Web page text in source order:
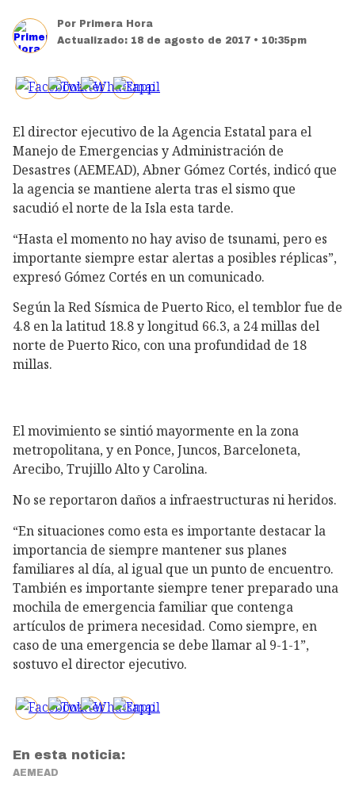
Por Primera Hora
Actualizado: 18 de agosto de 2017 • 10:35pm
El director ejecutivo de la Agencia Estatal para el
Manejo de Emergencias y Administración de
Desastres (AEMEAD), Abner Gómez Cortés, indicó que
la agencia se mantiene alerta tras el sismo que
sacudió el norte de la Isla esta tarde.
“Hasta el momento no hay aviso de tsunami, pero es
importante siempre estar alertas a posibles réplicas”,
expresó Gómez Cortés en un comunicado.
Según la Red Sísmica de Puerto Rico, el temblor fue de
4.8 en la latitud 18.8 y longitud 66.3, a 24 millas del
norte de Puerto Rico, con una profundidad de 18
millas.
El movimiento se sintió mayormente en la zona
metropolitana, y en Ponce, Juncos, Barceloneta,
Arecibo, Trujillo Alto y Carolina.
No se reportaron daños a infraestructuras ni heridos.
“En situaciones como esta es importante destacar la
importancia de siempre mantener sus planes
familiares al día, al igual que un punto de encuentro.
También es importante siempre tener preparado una
mochila de emergencia familiar que contenga
artículos de primera necesidad. Como siempre, en
caso de una emergencia se debe llamar al 9-1-1”,
sostuvo el director ejecutivo.
En esta noticia:
AEMEAD